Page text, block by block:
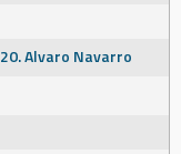
20. Alvaro Navarro